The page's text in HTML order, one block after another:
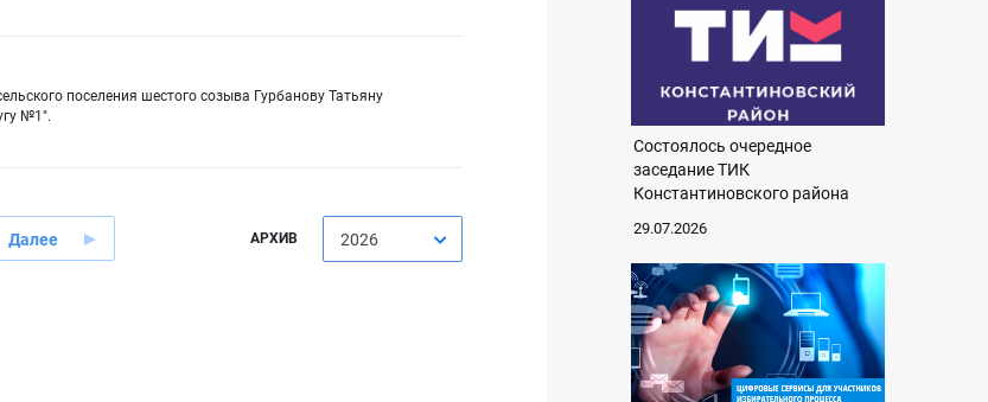
поселения шестого созыва Гурбанову Татьяну
№1".
Далее АРХИВ 2026
Состоялось очередное
заседание ТИК
Константиновского района
29.07.2026